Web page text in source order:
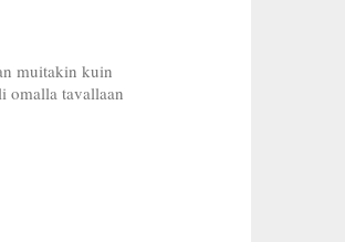
muitakin kuin
omalla tavallaan